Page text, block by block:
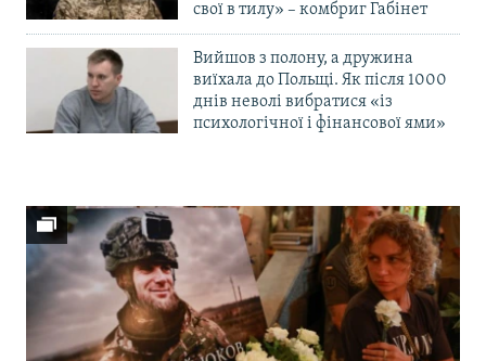
свої в тилу» – комбриг Габінет
Вийшов з полону, а дружина
виїхала до Польщі. Як після 1000
днів неволі вибратися «із
психологічної і фінансової ями»